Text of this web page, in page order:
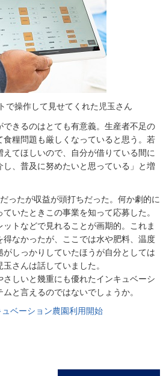
で操作して見せてくれた児玉さん
できるのはとても有意義。生産者不足の
糧問題も厳しくなっていると思う。若
てほしいので、自分が借りている間に
し、普及に努めたいと思っている」と増
ったが収益が頭打ちだった。何か劇的に
いたときこの事業を知って応募した。
トなどで見れることが画期的。これま
得なかったが、ここでは水や肥料、温度
しっかりしていたほうが自分としては
さんは話していました。
しいと幾重にも優れたインキュベーシ
と言えるのではないでしょうか。
ュベーション農園利用開始